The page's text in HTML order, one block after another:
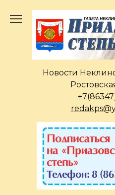
содержанию
Новости